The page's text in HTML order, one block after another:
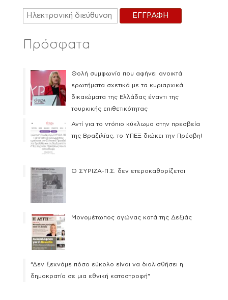
Πρόσφατα
Θολή συμφωνία που αφήνει ανοικτά
ερωτήματα σχετικά με τα κυριαρχικά
δικαιώματα της Ελλάδας έναντι της
τουρκικής επιθετικότητας
Αντί για το ντόπιο κύκλωμα στην πρεσβεία
της Βραζιλίας, το ΥΠΕΞ διώκει την Πρέσβη!
Ο ΣΥΡΙΖΑ-Π.Σ. δεν ετεροκαθορίζεται
Μονομέτωπος αγώνας κατά της Δεξιάς
“Δεν ξεχνάμε πόσο εύκολο είναι να διολισθήσει η
δημοκρατία σε μια εθνική καταστροφή”